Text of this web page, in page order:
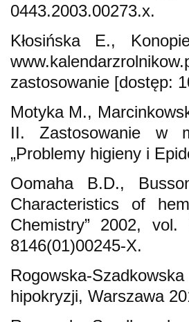
0443.2003.00273.x.
Kłosińska E.,
zastosowanie [dostęp:
Motyka M.,
II. Zastosowanie w
„Problemy higieny i
Oomaha B.D.,
Characteristics of
Chemistry” 2002, vol.
8146(01)00245-X.
Rogowska-
hipokryzji, Warszawa